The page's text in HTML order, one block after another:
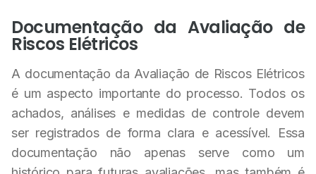
Documentação da Avaliação de
Riscos Elétricos
A documentação da Avaliação de Riscos Elétricos
é um aspecto importante do processo. Todos os
achados, análises e medidas de controle devem
ser registrados de forma clara e acessível. Essa
documentação não apenas serve como um